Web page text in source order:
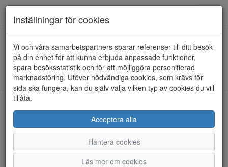
HEM GABOR
Kunde inte hitta några artiklar...
LEVERANS INOM 4 DAGAR INOM SVERIGE
FRI FRAKT VID KÖP ÖVER 1.500 KR
Inställningar för cookies
Vi och våra samarbetspartners sparar referenser till ditt besök
på din enhet för att kunna erbjuda anpassade funktioner,
spara besöksstatistik och för att möjliggöra personifierad
marknadsföring. Utöver nödvändiga cookies, som krävs för
sida ska fungera, kan du själv välja vilken typ av cookies du vill
tillåta.
Acceptera alla
Hantera cookies
Läs mer om cookies